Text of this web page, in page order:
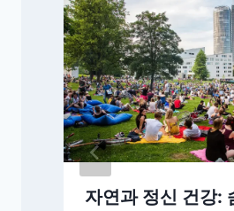
자연과 정신 건강: